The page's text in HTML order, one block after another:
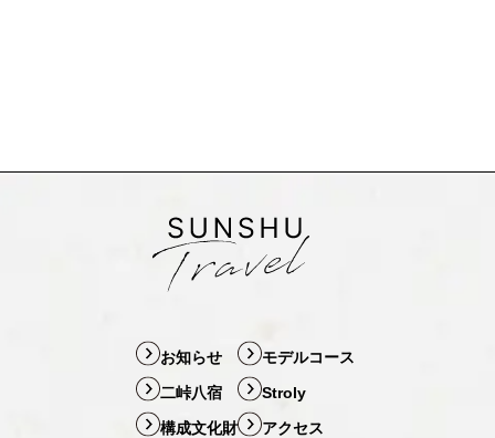
お知らせ
二峠八宿
構成文化財
モデルコース
Stroly
アクセス